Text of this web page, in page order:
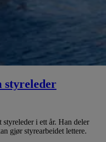
styreleder
i ett år. Han deler
gjør styrearbeidet lettere.